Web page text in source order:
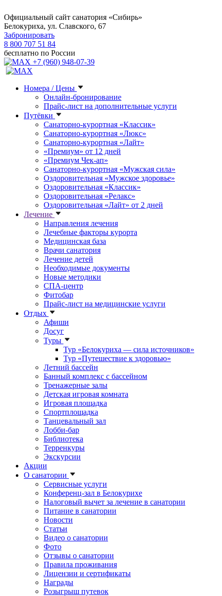
Официальный сайт санатория «Сибирь»
Белокуриха, ул. Славского, 67
Забронировать
8 800 707 51 84
бесплатно по России
+7 (960) 948-07-39
Номера / Цены
Онлайн-бронирование
Прайс-лист на дополнительные услуги
Путёвки
Санаторно-курортная «Классик»
Санаторно-курортная «Люкс»
Санаторно-курортная «Лайт»
«Премиум» от 12 дней
«Премиум Чек-ап»
Санаторно-курортная «Мужская сила»
Оздоровительная «Мужское здоровье»
Оздоровительная «Классик»
Оздоровительная «Релакс»
Оздоровительная «Лайт» от 2 дней
Лечение
Направления лечения
Лечебные факторы курорта
Медицинская база
Врачи санатория
Лечение детей
Необходимые документы
Новые методики
СПА-центр
Фитобар
Прайс-лист на медицинские услуги
Отдых
Афиши
Досуг
Туры
Тур «Белокуриха — сила источников»
Тур «Путешествие к здоровью»
Летний бассейн
Банный комплекс с бассейном
Тренажерные залы
Детская игровая комната
Игровая площадка
Спортплощадка
Танцевальный зал
Лобби-бар
Библиотека
Терренкуры
Экскурсии
Акции
О санатории
Сервисные услуги
Конференц-зал в Белокурихе
Налоговый вычет за лечение в санатории
Питание в санатории
Новости
Статьи
Видео о санатории
Фото
Отзывы о санатории
Правила проживания
Лицензии и сертификаты
Награды
Розыгрыш путевок